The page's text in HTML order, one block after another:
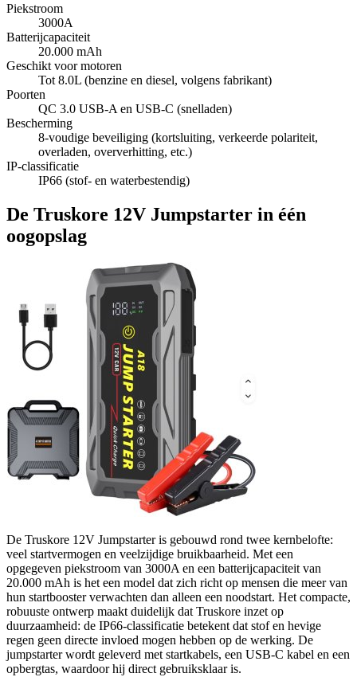
Piekstroom
3000A
Batterijcapaciteit
20.000 mAh
Geschikt voor motoren
Tot 8.0L (benzine en diesel, volgens fabrikant)
Poorten
QC 3.0 USB-A en USB-C (snelladen)
Bescherming
8-voudige beveiliging (kortsluiting, verkeerde polariteit,
overladen, oververhitting, etc.)
IP-classificatie
IP66 (stof- en waterbestendig)
De Truskore 12V Jumpstarter in één
oogopslag
De Truskore 12V Jumpstarter is gebouwd rond twee kernbelofte:
veel startvermogen en veelzijdige bruikbaarheid. Met een
opgegeven piekstroom van 3000A en een batterijcapaciteit van
20.000 mAh is het een model dat zich richt op mensen die meer van
hun startbooster verwachten dan alleen een noodstart. Het compacte,
robuuste ontwerp maakt duidelijk dat Truskore inzet op
duurzaamheid: de IP66-classificatie betekent dat stof en hevige
regen geen directe invloed mogen hebben op de werking. De
jumpstarter wordt geleverd met startkabels, een USB-C kabel en een
opbergtas, waardoor hij direct gebruiksklaar is.